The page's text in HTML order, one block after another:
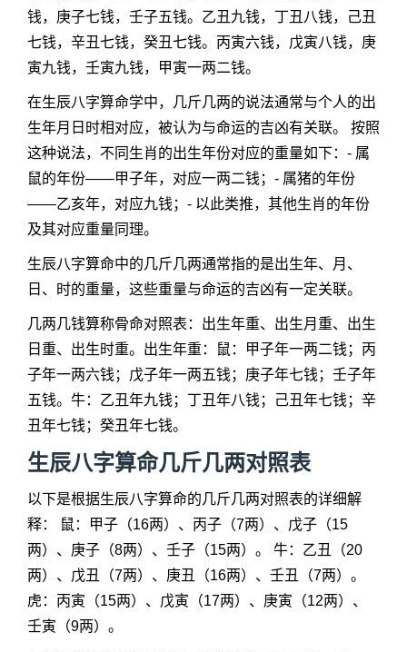
钱，庚子七钱，壬子五钱。乙丑九钱，丁丑八钱，己丑
七钱，辛丑七钱，癸丑七钱。丙寅六钱，戊寅八钱，庚
寅九钱，壬寅九钱，甲寅一两二钱。
在生辰八字算命学中，几斤几两的说法通常与个人的出
生年月日时相对应，被认为与命运的吉凶有关联。 按照
这种说法，不同生肖的出生年份对应的重量如下：- 属
鼠的年份——甲子年，对应一两二钱；- 属猪的年份
——乙亥年，对应九钱；- 以此类推，其他生肖的年份
及其对应重量同理。
生辰八字算命中的几斤几两通常指的是出生年、月、
日、时的重量，这些重量与命运的吉凶有一定关联。
几两几钱算称骨命对照表：出生年重、出生月重、出生
日重、出生时重。出生年重：鼠：甲子年一两二钱；丙
子年一两六钱；戊子年一两五钱；庚子年七钱；壬子年
五钱。牛：乙丑年九钱；丁丑年八钱；己丑年七钱；辛
丑年七钱；癸丑年七钱。
生辰八字算命几斤几两对照表
以下是根据生辰八字算命的几斤几两对照表的详细解
释： 鼠：甲子（16两）、丙子（7两）、戊子（15
两）、庚子（8两）、壬子（15两）。 牛：乙丑（20
两）、戊丑（7两）、庚丑（16两）、壬丑（7两）。
虎：丙寅（15两）、戊寅（17两）、庚寅（12两）、
壬寅（9两）。